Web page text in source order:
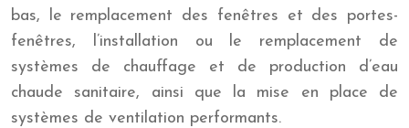
bas, le remplacement des fenêtres et des portes-
fenêtres, l’installation ou le remplacement de
systèmes de chauffage et de production d’eau
chaude sanitaire, ainsi que la mise en place de
systèmes de ventilation performants.